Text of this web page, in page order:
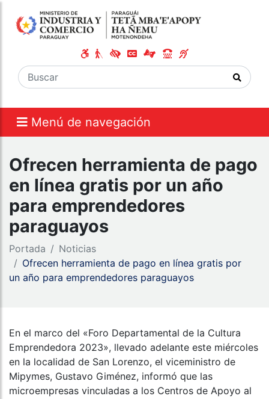
Menú de navegación
Ofrecen herramienta de pago
en línea gratis por un año
para emprendedores
paraguayos
Portada
Noticias
Ofrecen herramienta de pago en línea gratis por
un año para emprendedores paraguayos
En el marco del «Foro Departamental de la Cultura
Emprendedora 2023», llevado adelante este miércoles
en la localidad de San Lorenzo, el viceministro de
Mipymes, Gustavo Giménez, informó que las
microempresas vinculadas a los Centros de Apoyo al